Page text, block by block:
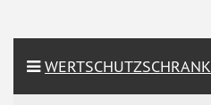
WERTSCHUTZSCHRANK